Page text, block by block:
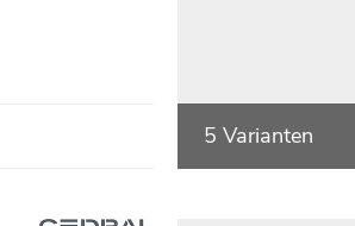
5 Varianten